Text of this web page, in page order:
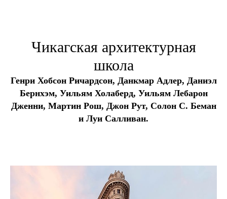
Чикагская архитектурная
школа
Генри Хобсон Ричардсон, Данкмар Адлер, Даниэл
Бернхэм, Уильям Холаберд, Уильям Лебарон
Дженни, Мартин Рош, Джон Рут, Солон С. Беман
и Луи Салливан.